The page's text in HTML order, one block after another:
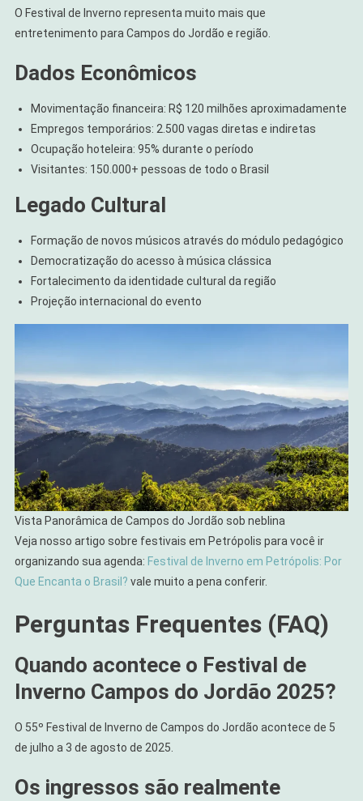
O Festival de Inverno representa muito mais que
entretenimento para Campos do Jordão e região.
Dados Econômicos
Movimentação financeira: R$ 120 milhões aproximadamente
Empregos temporários: 2.500 vagas diretas e indiretas
Ocupação hoteleira: 95% durante o período
Visitantes: 150.000+ pessoas de todo o Brasil
Legado Cultural
Formação de novos músicos através do módulo pedagógico
Democratização do acesso à música clássica
Fortalecimento da identidade cultural da região
Projeção internacional do evento
Vista Panorâmica de Campos do Jordão sob neblina
Veja nosso artigo sobre festivais em Petrópolis para você ir
organizando sua agenda: Festival de Inverno em Petrópolis: Por
Que Encanta o Brasil? vale muito a pena conferir.
Perguntas Frequentes (FAQ)
Quando acontece o Festival de
Inverno Campos do Jordão 2025?
O 55º Festival de Inverno de Campos do Jordão acontece de 5
de julho a 3 de agosto de 2025.
Os ingressos são realmente